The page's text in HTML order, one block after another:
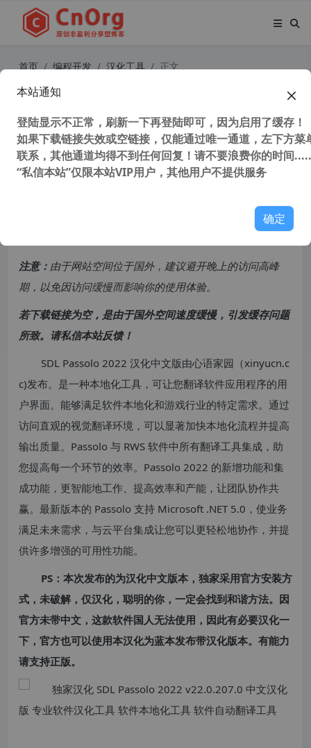
首页 编程开发 汉化工具 正文
独家汉化 SDL Passolo 2022 v22.0.2
07.0 中文汉化版 专业软件汉化工具
软件本地化工具 软件自动翻译工具
34,602 次浏览次阅读
注意： 由于网站空间位于国外，建议避开晚上的访问高峰
期，以免因访问缓慢而影响你的使用体验。
若下载链接为空，是由于国外空间速度缓慢，引发缓存问题
所致。请私信本站反馈！
SDL Passolo 2022 汉化中文版由心语家园（xinyucn.c
c)发布。是一种本地化工具，可让您翻译软件应用程序的用
户界面。能够满足软件本地化和游戏行业的特定需求。通过
访问直观的视觉翻译环境，可以显著加快本地化流程并提高
输出质量。Passolo 与 RWS 软件中所有翻译工具集成，助
您提高每一个环节的效率。Passolo 2022 的新增功能和集
成功能，更智能地工作、提高效率和产能，让团队协作共
赢。最新版本的 Passolo 支持 Microsoft .NET 5.0，使业务
满足未来需求，与云平台集成让您可以更轻松地协作，并提
供许多增强的可用性功能。
PS：本次发布的为汉化中文版本，独家采用官方安装方
式，未破解，仅汉化，聪明的你，一定会找到和谐方法。因
官方未带中文，这款软件国人无法使用，因此有必要汉化一
下，官方也可以使用本汉化为蓝本发布带汉化版本。有能力
请支持正版。
本站通知
登陆显示不正常，刷新一下再登陆即可，因为启用了缓存！
如果下载链接失效或空链接，仅能通过唯一通道，左下方菜
联系，其他通道均得不到任何回复！请不要浪费你的时间
“私信本站”仅限本站VIP用户，其他用户不提供服务
确定